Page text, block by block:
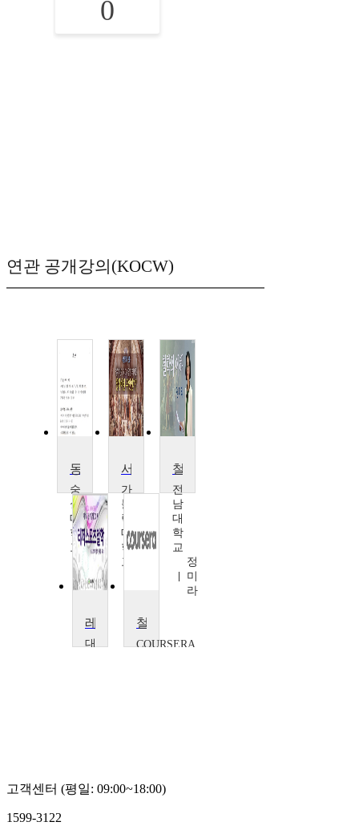
0
연관 공개강의(KOCW)
숭
실
대
학
교
병
삼
가
톨
릭
대
학
교
전
남
대
학
교
정
미
라
대
COURSERA
Lavelle,
Dr.
고객센터 (평일: 09:00~18:00)
1599-3122